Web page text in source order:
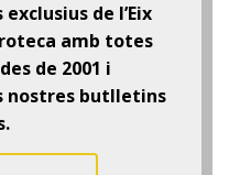
de l’Eix
amb totes
de 2001 i
nostres butlletins